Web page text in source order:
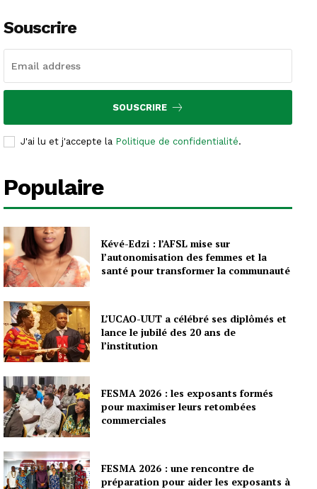
Souscrire
SOUSCRIRE
J'ai lu et j'accepte la Politique de confidentialité.
Populaire
Kévé-Edzi : l’AFSL mise sur
l’autonomisation des femmes et la
santé pour transformer la communauté
L’UCAO-UUT a célébré ses diplômés et
lance le jubilé des 20 ans de
l’institution
FESMA 2026 : les exposants formés
pour maximiser leurs retombées
commerciales
FESMA 2026 : une rencontre de
préparation pour aider les exposants à